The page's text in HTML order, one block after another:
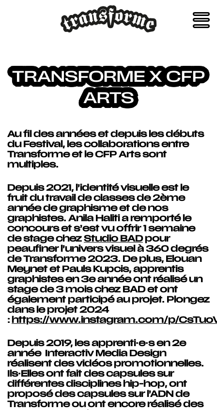
TRANSFORME X CFP
ARTS
Au fil des années et depuis les débuts
du Festival, les collaborations entre
Transforme et le CFP Arts sont
multiples.
Depuis 2021, l’identité visuelle est le
fruit du travail de classes de 2ème
année de graphisme et de nos
graphistes. Anila Haliti a remporté le
concours et s’est vu offrir 1 semaine
de stage chez Studio BADpour
peaufiner l’univers visuel à 360 degrés
de Transforme 2023. De plus, Elouan
Meynet et Pauls Kupcis, apprentis
graphistes en 3e année ont réalisé un
stage de 3 mois chez BAD et ont
également participé au projet. Plongez
dans le projet 2024
: https://www.instagram.com/p/
Depuis 2019, les apprenti·e·s en 2e
année Interactiv Media Design
réalisent des vidéos promotionnelles.
Ils·Elles ont fait des capsules sur
différentes disciplines hip-hop, ont
proposé des capsules sur l’ADN de
Transforme ou ont encore réalisé des